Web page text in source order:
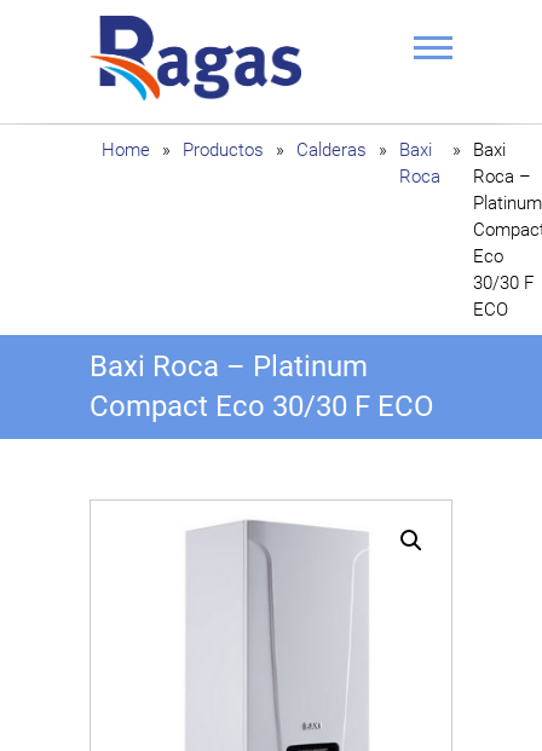
Ragas
Home » Productos » Calderas »
Baxi
Roca
»
Baxi
Roca –
Platinum
Eco
30/30 F
ECO
Baxi Roca – Platinum
Compact Eco 30/30 F ECO